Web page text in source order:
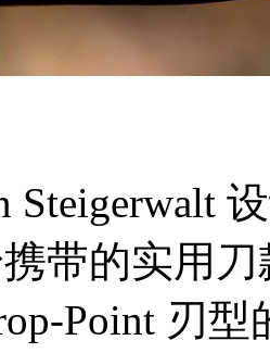
Steigerwalt
带的实用刀
Point 刃